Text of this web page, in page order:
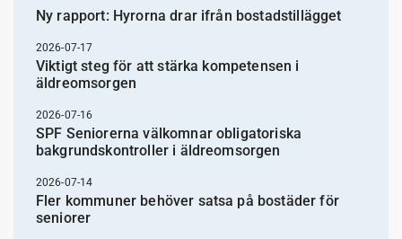
Ny rapport: Hyrorna drar ifrån bostadstillägget
2026-07-17
Viktigt steg för att stärka kompetensen i
äldreomsorgen
2026-07-16
SPF Seniorerna välkomnar obligatoriska
bakgrundskontroller i äldreomsorgen
2026-07-14
Fler kommuner behöver satsa på bostäder för
seniorer